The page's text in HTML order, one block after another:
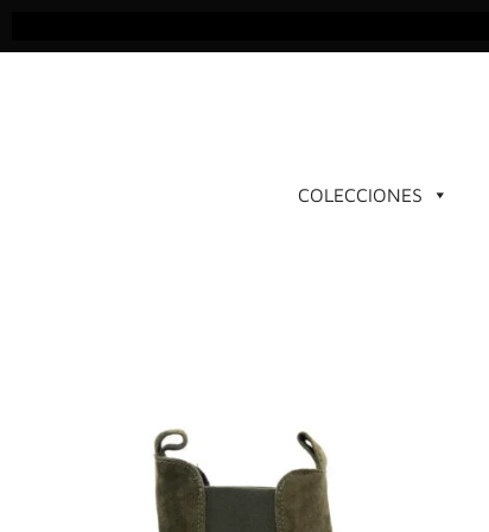
COLECCIONES